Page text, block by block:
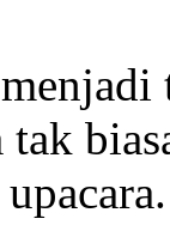
tak